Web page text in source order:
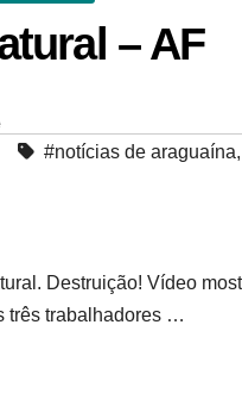
– AF
#notícias de araguaína,
Destruição! Vídeo
três trabalhadores …